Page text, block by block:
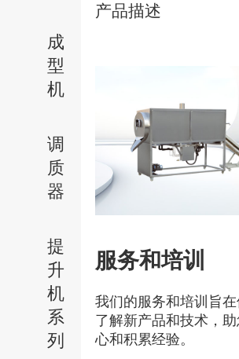
成
型
机
调
质
器
提
升
机
系
列
产品描述
服务和培训
我们的服务和培训旨
了解新产品和技术，
心和积累经验。